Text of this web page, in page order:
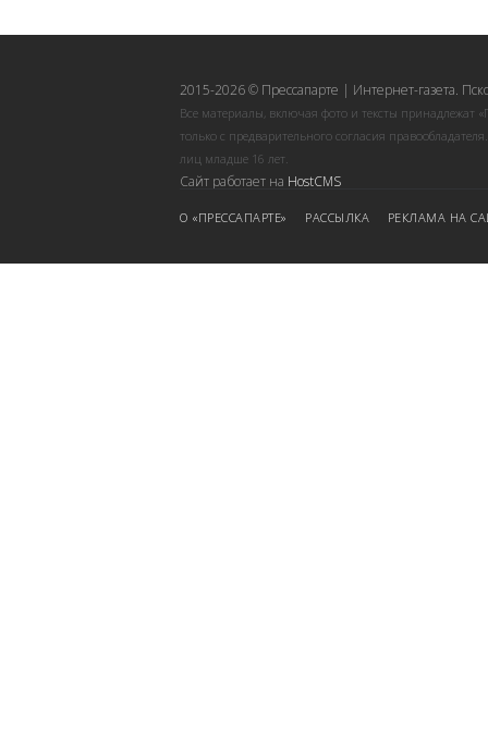
2015-2026 © Прессапарте | Интернет-газета.
Все материалы, включая фото и тексты принадлежат
только с предварительного согласия
лиц младше 16 лет.
Сайт работает на HostCMS
О «ПРЕССАПАРТЕ» РАССЫЛКА РЕКЛАМА НА